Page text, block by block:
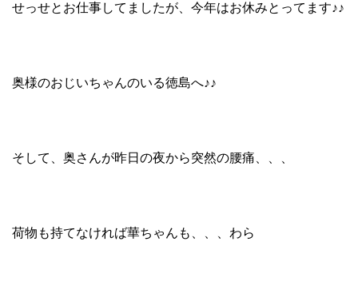
せっせとお仕事してましたが、今年はお休みとってます♪♪
奥様のおじいちゃんのいる徳島へ♪♪
そして、奥さんが昨日の夜から突然の腰痛、、、
荷物も持てなければ華ちゃんも、、、わら